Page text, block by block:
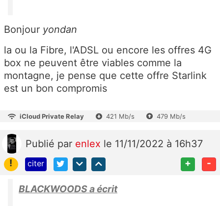
Bonjour yondan
la ou la Fibre, l'ADSL ou encore les offres 4G
box ne peuvent être viables comme la
montagne, je pense que cette offre Starlink
est un bon compromis
iCloud Private Relay 421 Mb/s 479 Mb/s
Publié par enlex le 11/11/2022 à 16h37
!
citer + -
BLACKWOODS a écrit